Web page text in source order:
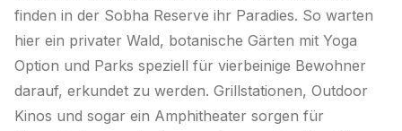
finden in der Sobha Reserve ihr Paradies. So warten
hier ein privater Wald, botanische Gärten mit Yoga
Option und Parks speziell für vierbeinige Bewohner
darauf, erkundet zu werden. Grillstationen, Outdoor
Kinos und sogar ein Amphitheater sorgen für